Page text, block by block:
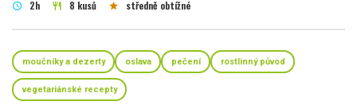
schedule 2h restaurant 8 kusů star středně obtížné
moučníky a dezerty oslava pečení rostlinný původ
vegetariánské recepty